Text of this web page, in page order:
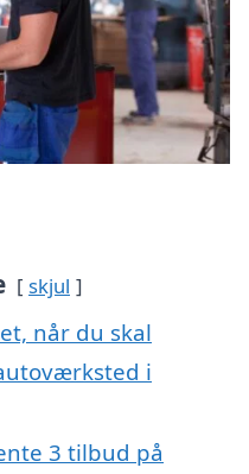
skjul
når du skal
i
3 tilbud på